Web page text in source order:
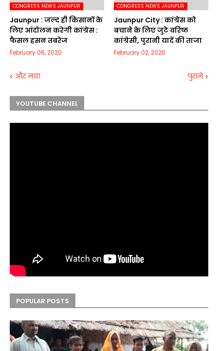
CONGRESS NEWS JAUNPUR
Jaunpur : जल्द ही किसानों के
लिए आंदोलन करेगी कांग्रेस :
फैसल हसन तबरेज
February 06, 2020
CONGRESS NEWS JAUNPUR
Jaunpur City : कांग्रेस को
बचाने के लिए जुटे वरिष्ठ
कांग्रेसी, पुरानी यादें की ताजा
February 02, 2020
और नया पुराने
YOUTUBE CHANNEL
POPULAR POSTS